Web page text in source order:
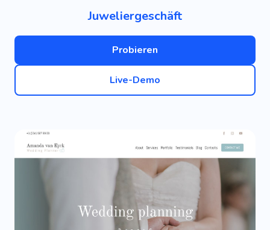
Juweliergeschäft
Probieren
Live-Demo